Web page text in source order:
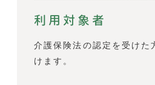
利用対象者
介護保険法の認定を受けた
けます。